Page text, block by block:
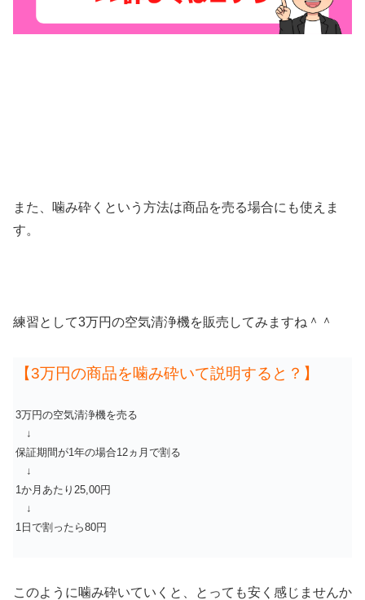
また、噛み砕くという方法は商品を売る場合にも使えま
す。
練習として3万円の空気清浄機を販売してみますね＾＾
【3万円の商品を噛み砕いて説明すると？】
3万円の空気清浄機を売る
↓
保証期間が1年の場合12ヵ月で割る
↓
1か月あたり25,00円
↓
1日で割ったら80円
このように噛み砕いていくと、とっても安く感じませんか